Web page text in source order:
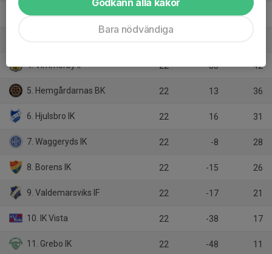
2. Myresjö-Vetlanda FK 22 40
4. Vimmerby IF 22 33 42
5. Hemgårdarnas BK 22 13 36
6. Hjulsbro IK 22 16 31
7. Waggeryds IK 22 -8 28
8. Borens IK 22 -15 26
9. Valdemarsviks IF 22 -17 21
10. IK Vista 22 -38 17
11. Grebo IK 22 -48 11
Bara nödvändiga